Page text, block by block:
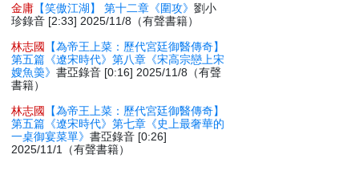
金庸 【笑傲江湖】 第十二章《圍攻》劉小
珍錄音 [2:33] 2025/11/8（有聲書籍）
林志國
【為帝王上菜：歷代宮廷御醫傳奇】
第五篇《遼宋時代》第八章《宋高宗戀上宋
嫂魚羮》書亞錄音 [0:16] 2025/11/8（有聲
書籍）
林志國
【為帝王上菜：歷代宮廷御醫傳奇】
第五篇《遼宋時代》第七章《史上最奢華的
一桌御宴菜單》書亞錄音 [0:26]
2025/11/1（有聲書籍）